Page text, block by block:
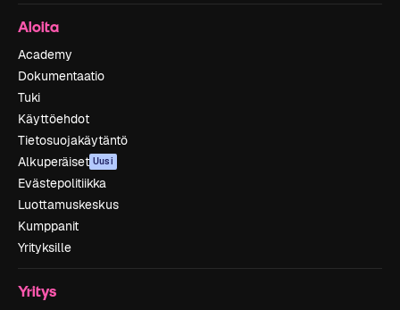
Aloita
Academy
Dokumentaatio
Tuki
Käyttöehdot
Tietosuojakäytäntö
Alkuperäiset Uusi
Evästepolitiikka
Luottamuskeskus
Kumppanit
Yrityksille
Yritys